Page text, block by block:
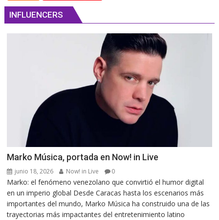
INFLUENCERS
Marko Música, portada en Now! in Live
junio 18, 2026 Now! in Live 0
Marko: el fenómeno venezolano que convirtió el humor digital
en un imperio global Desde Caracas hasta los escenarios más
importantes del mundo, Marko Música ha construido una de las
trayectorias más impactantes del entretenimiento latino